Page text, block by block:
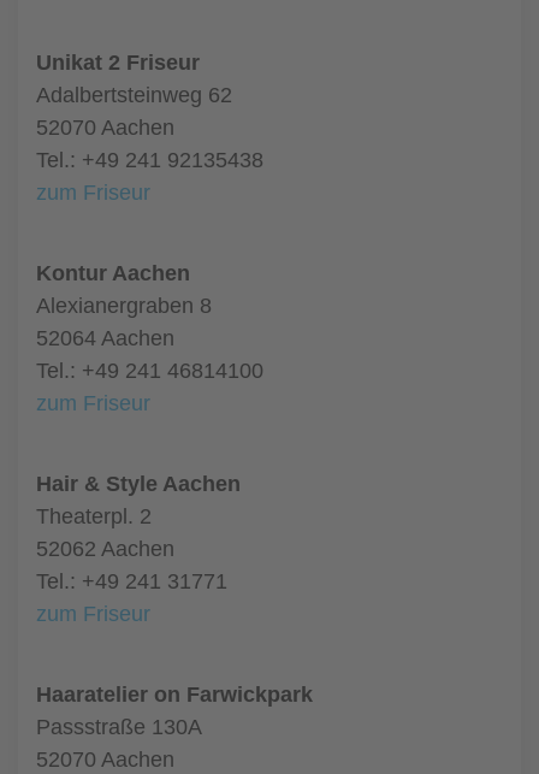
Unikat 2 Friseur
Adalbertsteinweg 62
52070 Aachen
Tel.: +49 241 92135438
zum Friseur
Kontur Aachen
Alexianergraben 8
52064 Aachen
Tel.: +49 241 46814100
zum Friseur
Hair & Style Aachen
Theaterpl. 2
52062 Aachen
Tel.: +49 241 31771
zum Friseur
Haaratelier on Farwickpark
Passstraße 130A
52070 Aachen